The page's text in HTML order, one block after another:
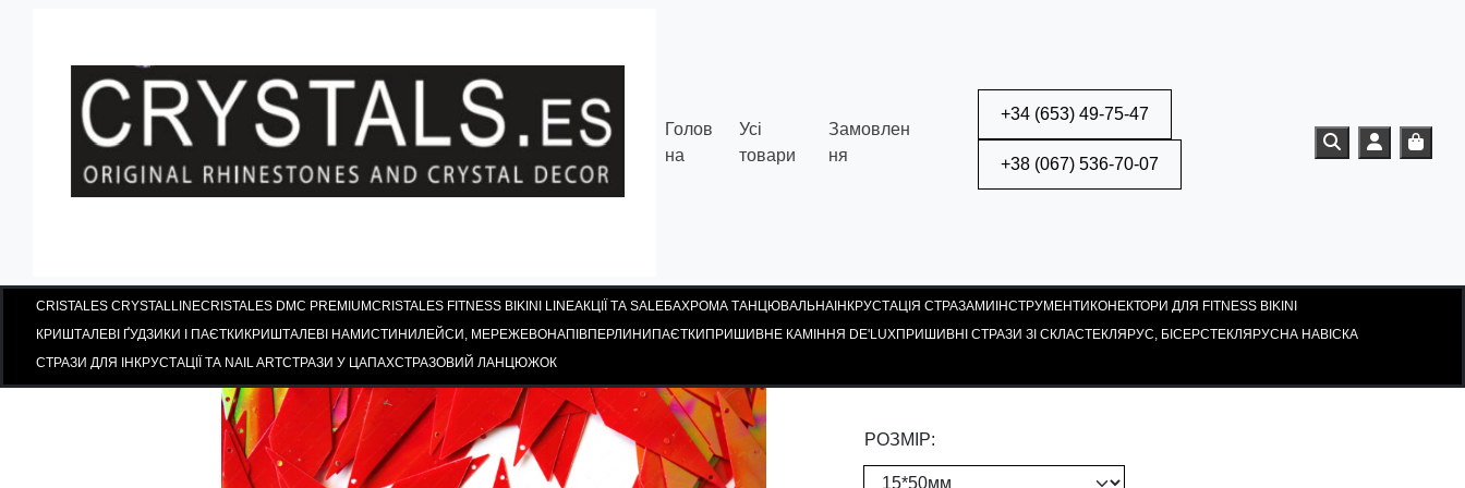
Голов
на
Усі
товари
Замовлен
ня
+34 (653) 49-75-47
+38 (067) 536-70-07
SearchAccountCart
CRISTALES CRYSTALLINECRISTALES DMC PREMIUMCRISTALES FITNESS BIKINI LINEАКЦІЇ ТА SALEБАХРОМА ТАНЦЮВАЛЬНАІНКРУСТАЦІЯ СТРАЗАМИІНСТРУМЕНТИКОНЕКТОРИ ДЛЯ FITNESS BIKINI
КРИШТАЛЕВІ ҐУДЗИКИ І ПАЄТКИКРИШТАЛЕВІ НАМИСТИНИЛЕЙСИ, МЕРЕЖЕВОНАПІВПЕРЛИНИПАЄТКИПРИШИВНЕ КАМІННЯ DE'LUXПРИШИВНІ СТРАЗИ ЗІ СКЛАСТЕКЛЯРУС, БІСЕРСТЕКЛЯРУСНА НАВІСКА
СТРАЗИ ДЛЯ ІНКРУСТАЦІЇ ТА NAIL ARTСТРАЗИ У ЦАПАХСТРАЗОВИЙ ЛАНЦЮЖОК
ПАЄТКИ ROSE AB
РОЗМІР: